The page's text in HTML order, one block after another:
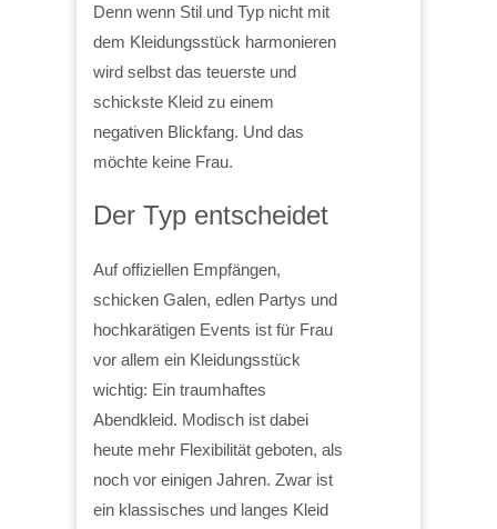
Denn wenn Stil und Typ nicht mit
dem Kleidungsstück harmonieren
wird selbst das teuerste und
schickste Kleid zu einem
negativen Blickfang. Und das
möchte keine Frau.
Der Typ entscheidet
Auf offiziellen Empfängen,
schicken Galen, edlen Partys und
hochkarätigen Events ist für Frau
vor allem ein Kleidungsstück
wichtig: Ein traumhaftes
Abendkleid. Modisch ist dabei
heute mehr Flexibilität geboten, als
noch vor einigen Jahren. Zwar ist
ein klassisches und langes Kleid